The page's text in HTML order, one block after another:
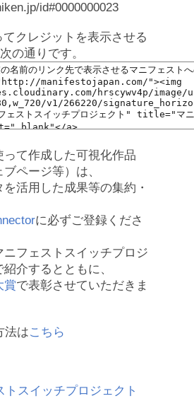
id#0000000023
クレジットを表示させる
の通りです。
って作成した可視化作品
ブページ等）は、
活用した成果等の集約・
に必ずご登録くださ
フェストスイッチプロジ
介するとともに、
賞で表彰させていただきま
法はこちら